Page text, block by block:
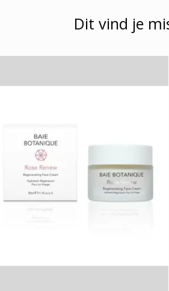
Dit vind je